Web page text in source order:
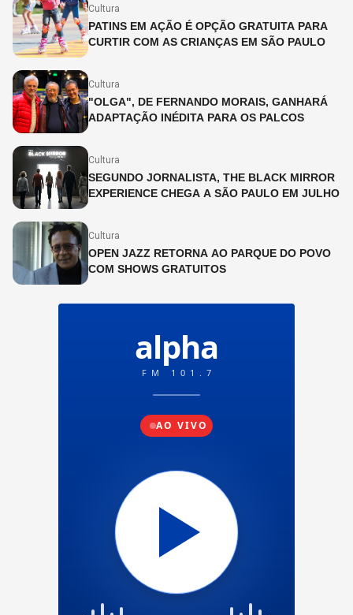
Cultura
PATINS EM AÇÃO É OPÇÃO GRATUITA PARA
CURTIR COM AS CRIANÇAS EM SÃO PAULO
Cultura
"OLGA", DE FERNANDO MORAIS, GANHARÁ
ADAPTAÇÃO INÉDITA PARA OS PALCOS
Cultura
SEGUNDO JORNALISTA, THE BLACK MIRROR
EXPERIENCE CHEGA A SÃO PAULO EM JULHO
Cultura
OPEN JAZZ RETORNA AO PARQUE DO POVO
COM SHOWS GRATUITOS